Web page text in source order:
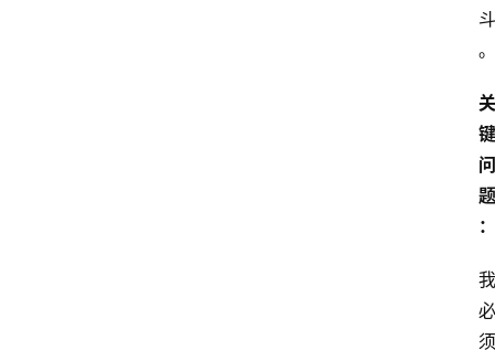
斗
。
关
键
问
题
：
我
必
须